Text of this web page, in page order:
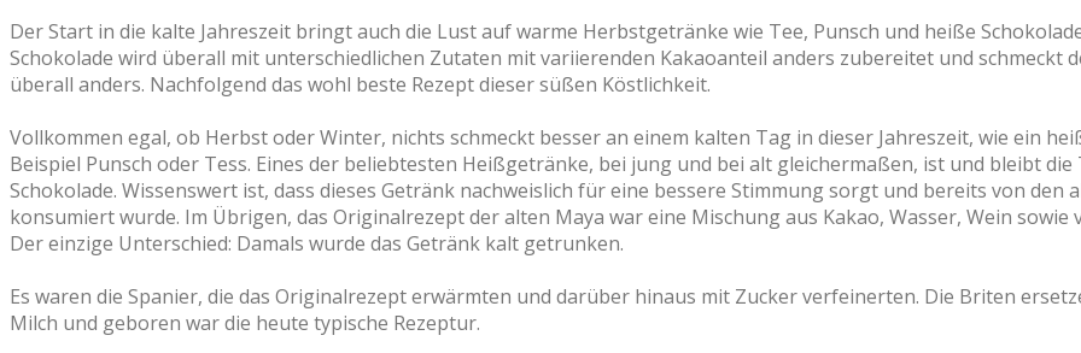
Der Start in die kalte Jahreszeit bringt auch die Lust auf warme Herbstgetränke wie Tee, Punsch und heiße
Schokolade wird überall mit unterschiedlichen Zutaten mit variierenden Kakaoanteil anders zubereitet und schmeckt
überall anders. Nachfolgend das wohl beste Rezept dieser süßen Köstlichkeit.
Vollkommen egal, ob Herbst oder Winter, nichts schmeckt besser an einem kalten Tag in dieser Jahreszeit, wie ein
Beispiel Punsch oder Tess. Eines der beliebtesten Heißgetränke, bei jung und bei alt gleichermaßen, ist und bleibt die
Schokolade. Wissenswert ist, dass dieses Getränk nachweislich für eine bessere Stimmung sorgt und bereits von den
konsumiert wurde. Im Übrigen, das Originalrezept der alten Maya war eine Mischung aus Kakao, Wasser, Wein sowie
Der einzige Unterschied: Damals wurde das Getränk kalt getrunken.
Es waren die Spanier, die das Originalrezept erwärmten und darüber hinaus mit Zucker verfeinerten. Die Briten
Milch und geboren war die heute typische Rezeptur.